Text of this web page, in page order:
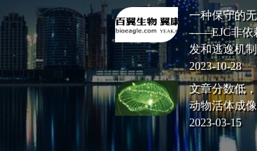
一种保守的
——EJC非依
发和逃逸机制
2023-10-28
文章分数低
动物活体成
2023-03-15